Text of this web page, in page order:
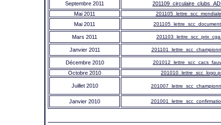
Septembre 2011
Mai 2011
Mai 2011
Mars 2011
Janvier 2011
Décembre 2010
Octobre 2010
Juillet 2010
Janvier 2010